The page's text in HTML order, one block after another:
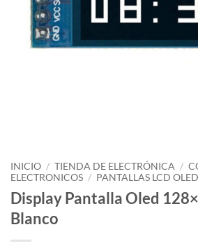
INICIO / TIENDA DE ELECTRÓNICA /
ELECTRONICOS / PANTALLAS LCD OLED
Display Pantalla Oled
Blanco